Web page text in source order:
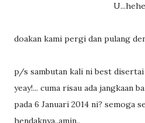
doakan kami pergi dan pulang
p/s sambutan kali ni best disertai
yeay!... cuma risau ada jangkaan
pada 6 Januari 2014 ni? semoga
hendaknya..amin..